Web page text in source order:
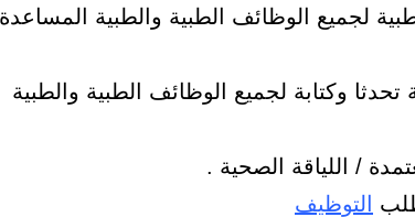
لجميع الوظائف الطبية والطبية المساعدة
تحدثا وكتابة لجميع الوظائف الطبية والطبية
التوظيف